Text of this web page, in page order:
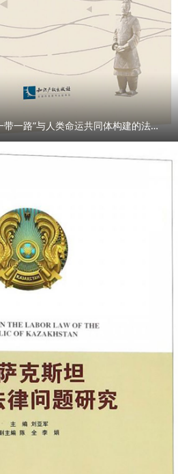
研究成果｜王瀚主编：《“一带一路”与人类命运共同体构建的法律与实践》